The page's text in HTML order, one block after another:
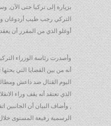
بزيارة إلى تركيا حتى الآن,
التركي رجب طيب أردوغان
أوغلو الذي من المقرر أن
وأصدرت رئاسة الوزراء
أنه من بين القضايا التي
اليوم القتال ضد داعش
الذي تعتقد أنه يقف وراء
, وأضاف البيان أن الجانبين
الرسمية رفيعة المستوى خلال